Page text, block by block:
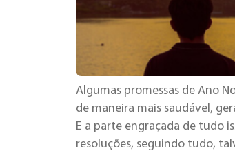
Algumas promessas de Ano
de maneira mais saudável,
E a parte engraçada de tudo
resoluções, seguindo tudo,